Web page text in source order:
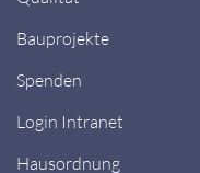
Bauprojekte
Spenden
Login Intranet
Hausordnung